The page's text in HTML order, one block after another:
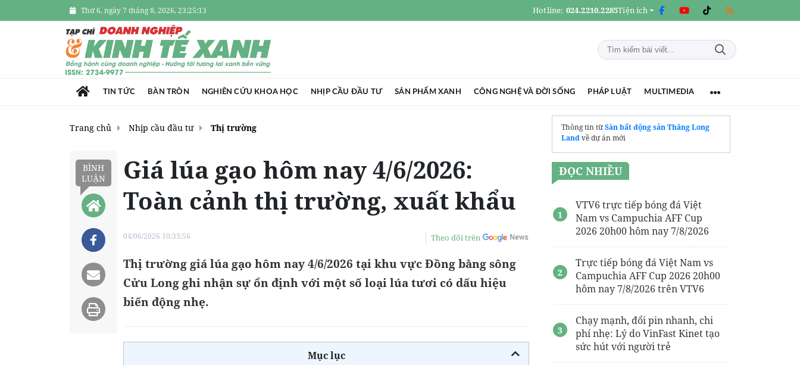
Thứ 6, ngày 7 tháng 8, 2026, 23:25:14 Hotline: 024.2210.2285Tiện ích
TIN TỨC BÀN TRÒN NGHIÊN CỨU KHOA HỌC NHỊP CẦU ĐẦU TƯ SẢN PHẨM XANH CÔNG NGHỆ VÀ ĐỜI SỐNG PHÁP LUẬT MULTIMEDIA
Trang chủ Nhịp cầu đầu tư Thị trường
BÌNH
LUẬN
Giá lúa gạo hôm nay 4/6/2026:
Toàn cảnh thị trường, xuất khẩu
04/06/2026 10:33:56 Theo dõi trên
Thị trường giá lúa gạo hôm nay 4/6/2026 tại khu vực Đồng bằng sông
Cửu Long ghi nhận sự ổn định với một số loại lúa tươi có dấu hiệu
biến động nhẹ.
Mục lục
Thông tin từSàn bất động sản Thăng Long
Landvề dự án mới
ĐỌC NHIỀU
VTV6 trực tiếp bóng đá Việt
Nam vs Campuchia AFF Cup
2026 20h00 hôm nay 7/8/2026
Trực tiếp bóng đá Việt Nam vs
Campuchia AFF Cup 2026 20h00
hôm nay 7/8/2026 trên VTV6
Chạy mạnh, đổi pin nhanh, chi
phí nhẹ: Lý do VinFast Kinet tạo
sức hút với người trẻ